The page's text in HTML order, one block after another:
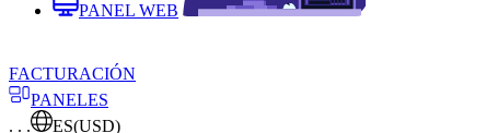
PANEL WEB
FACTURACIÓN
PANELES
. . .
ES(USD)